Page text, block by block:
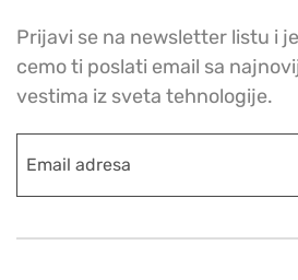
Prijavi se na newsletter listu i
cemo ti poslati email sa
vestima iz sveta tehnologije.